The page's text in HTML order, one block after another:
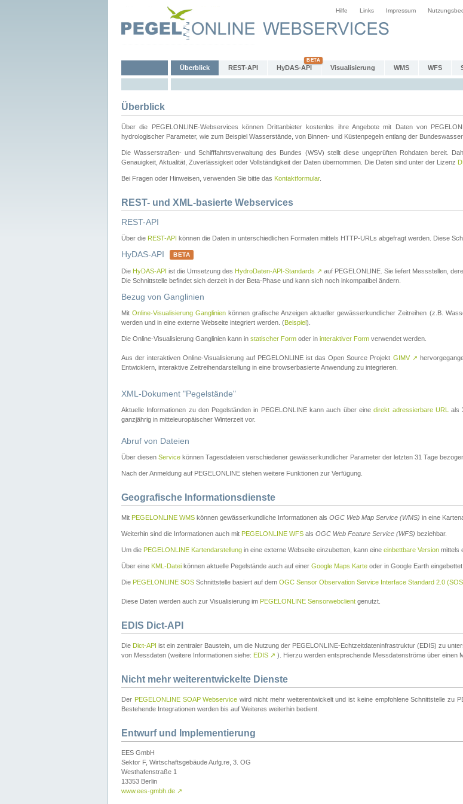
Hilfe Links Impressum
Überblick REST-API HyDAS-API Visualisierung WMS WFS
Überblick
Über die PEGELONLINE-Webservices können Drittanbieter kostenlos ihre Angebote mit Daten von
hydrologischer Parameter, wie zum Beispiel Wasserstände, von Binnen- und Küstenpegeln entlang der
Die Wasserstraßen- und Schifffahrtsverwaltung des Bundes (WSV) stellt diese ungeprüften Rohdaten bereit.
Genauigkeit, Aktualität, Zuverlässigkeit oder Vollständigkeit der Daten übernommen. Die Daten sind unter der Lizenz
Bei Fragen oder Hinweisen, verwenden Sie bitte das Kontaktformular.
REST- und XML-basierte Webservices
REST-API
Über die REST-API können die Daten in unterschiedlichen Formaten mittels HTTP-URLs abgefragt werden. Diese
HyDAS-API BETA
Die HyDAS-API ist die Umsetzung des HydroDaten-API-Standards ↗ auf PEGELONLINE. Sie liefert Messstellen,
Die Schnittstelle befindet sich derzeit in der Beta-Phase und kann sich noch inkompatibel ändern.
Bezug von Ganglinien
MitOnline-Visualisierung Ganglinien können grafische Anzeigen aktueller gewässerkundlicher Zeitreihen (z.B.
werden und in eine externe Webseite integriert werden. (Beispiel).
Die Online-Visualisierung Ganglinien kann in statischer Form oder in interaktiver Form verwendet werden.
Aus der interaktiven Online-Visualisierung auf PEGELONLINE ist das Open Source Projekt GIMV ↗
Entwicklern, interaktive Zeitreihendarstellung in eine browserbasierte Anwendung zu integrieren.
XML-Dokument "Pegelstände"
Aktuelle Informationen zu den Pegelständen in PEGELONLINE kann auch über einedirekt adressierbare URL
als
ganzjährig in mitteleuropäischer Winterzeit vor.
Abruf von Dateien
Über diesen Service können Tagesdateien verschiedener gewässerkundlicher Parameter der letzten 31 Tage
Nach der Anmeldung auf PEGELONLINE stehen weitere Funktionen zur Verfügung.
Geografische Informationsdienste
Mit PEGELONLINE WMS können gewässerkundliche Informationen als OGC Web Map Service (WMS) in eine
Weiterhin sind die Informationen auch mit PEGELONLINE WFS als OGC Web Feature Service (WFS) beziehbar.
Um die PEGELONLINE Kartendarstellung in eine externe Webseite einzubetten, kann eine einbettbare Version mittels
Über eine KML-Datei können aktuelle Pegelstände auch auf einer Google Maps Karte oder in Google Earth
Die PEGELONLINE SOS Schnittstelle basiert auf dem OGC Sensor Observation Service Interface Standard 2.0
Diese Daten werden auch zur Visualisierung im PEGELONLINE Sensorwebclient genutzt.
EDIS Dict-API
Die Dict-API ist ein zentraler Baustein, um die Nutzung der PEGELONLINE-Echtzeitdateninfrastruktur (EDIS) zu
von Messdaten (weitere Informationen siehe: EDIS ↗ ). Hierzu werden entsprechende Messdatenströme über einen
Nicht mehr weiterentwickelte Dienste
Der PEGELONLINE SOAP Webservice wird nicht mehr weiterentwickelt und ist keine empfohlene Schnittstelle zu
Bestehende Integrationen werden bis auf Weiteres weiterhin bedient.
Entwurf und Implementierung
EES GmbH
Sektor F, Wirtschaftsgebäude Aufg.re, 3. OG
Westhafenstraße 1
13353 Berlin
www.ees-gmbh.de ↗